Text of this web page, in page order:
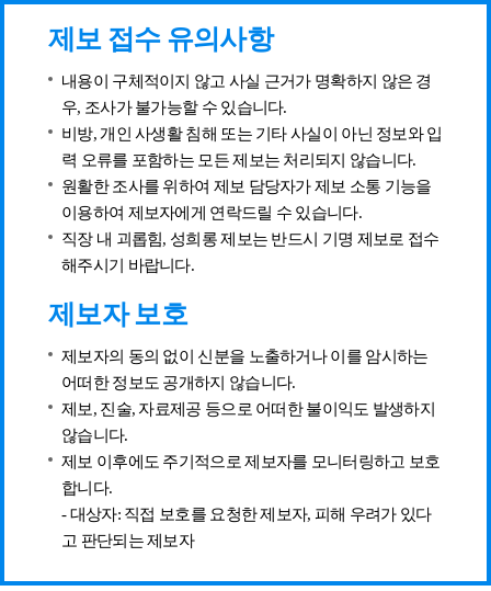
제보 접수 유의사항
내용이 구체적이지 않고 사실 근거가 명확하지 않은 경
우, 조사가 불가능할 수 있습니다.
비방, 개인 사생활 침해 또는 기타 사실이 아닌 정보와 입
력 오류를 포함하는 모든 제보는 처리되지 않습니다.
원활한 조사를 위하여 제보 담당자가 제보 소통 기능을
이용하여 제보자에게 연락드릴 수 있습니다.
직장 내 괴롭힘, 성희롱 제보는 반드시 기명 제보로 접수
해주시기 바랍니다.
제보자 보호
제보자의 동의 없이 신분을 노출하거나 이를 암시하는
어떠한 정보도 공개하지 않습니다.
제보, 진술, 자료제공 등으로 어떠한 불이익도 발생하지
않습니다.
제보 이후에도 주기적으로 제보자를 모니터링하고 보호
합니다.
- 대상자: 직접 보호를 요청한 제보자, 피해 우려가 있다
고 판단되는 제보자